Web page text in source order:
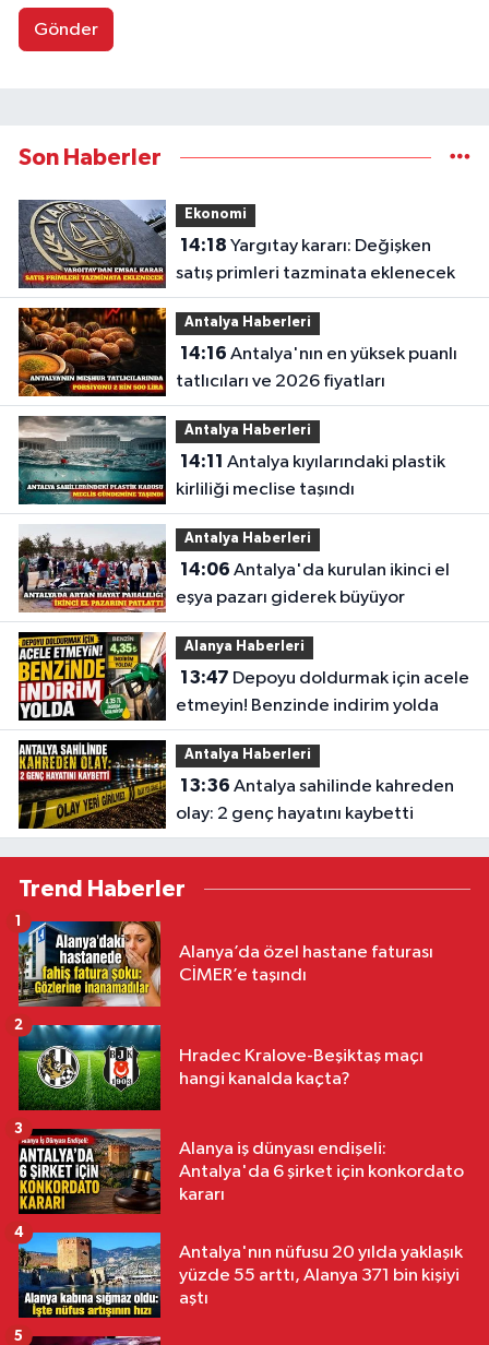
Gönder
Son Haberler
Ekonomi
14:18
satış primleri tazminata eklenecek
Antalya Haberleri
14:16
tatlıcıları ve 2026 fiyatları
Antalya Haberleri
14:11
kirliliği meclise taşındı
Antalya Haberleri
14:06
eşya pazarı giderek büyüyor
Alanya Haberleri
13:47
etmeyin! Benzinde indirim yolda
Antalya Haberleri
13:36
olay: 2 genç hayatını kaybetti
Trend Haberler
Alanya’da özel hastane faturası
CİMER’e taşındı
1
Hradec Kralove-Beşiktaş maçı
hangi kanalda kaçta?
2
Alanya iş dünyası endişeli:
Antalya'da 6 şirket için konkordato
kararı
3
Antalya'nın nüfusu 20 yılda yaklaşık
yüzde 55 arttı, Alanya 371 bin kişiyi
aştı
4
5